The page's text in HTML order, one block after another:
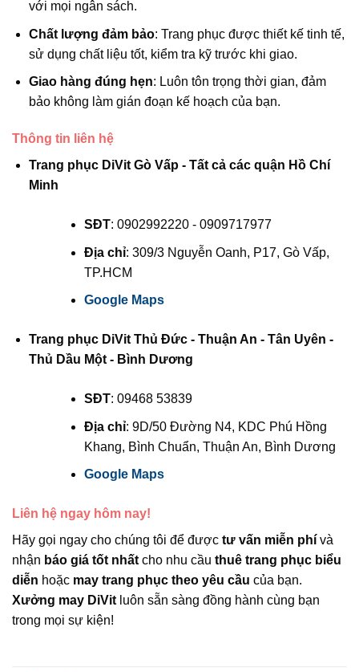
với mọi ngân sách.
Chất lượng đảm bảo: Trang phục được thiết kế tinh tế,
sử dụng chất liệu tốt, kiểm tra kỹ trước khi giao.
Giao hàng đúng hẹn: Luôn tôn trọng thời gian, đảm
bảo không làm gián đoạn kế hoạch của bạn.
Thông tin liên hệ
Trang phục DiVit Gò Vấp - Tất cả các quận Hồ Chí
Minh
SĐT: 0902992220 - 0909717977
Địa chỉ: 309/3 Nguyễn Oanh, P17, Gò Vấp,
TP.HCM
Google Maps
Trang phục DiVit Thủ Đức - Thuận An - Tân Uyên -
Thủ Dầu Một - Bình Dương
SĐT: 09468 53839
Địa chỉ: 9D/50 Đường N4, KDC Phú Hồng
Khang, Bình Chuẩn, Thuận An, Bình Dương
Google Maps
Liên hệ ngay hôm nay!
Hãy gọi ngay cho chúng tôi để được tư vấn miễn phí và
nhận báo giá tốt nhấtcho nhu cầu thuê trang phục biểu
diễn hoặc may trang phục theo yêu cầu của bạn.
Xưởng may DiVitluôn sẵn sàng đồng hành cùng bạn
trong mọi sự kiện!